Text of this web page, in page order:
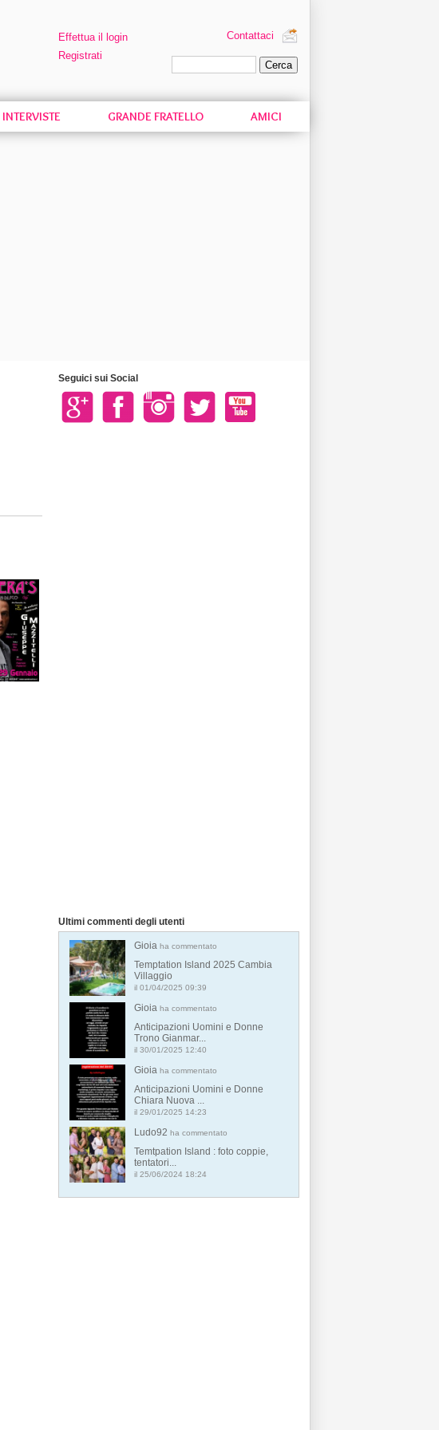
Effettua il login
Registrati
Contattaci
INTERVISTE GRANDE FRATELLO AMICI
Seguici sui Social
Ultimi commenti degli utenti
Gioia ha commentato
Temptation Island 2025 Cambia
Villaggio
il 01/04/2025 09:39
Gioia ha commentato
Anticipazioni Uomini e Donne
Trono Gianmar...
il 30/01/2025 12:40
Gioia ha commentato
Anticipazioni Uomini e Donne
Chiara Nuova ...
il 29/01/2025 14:23
Ludo92 ha commentato
Temtpation Island : foto coppie,
tentatori...
il 25/06/2024 18:24